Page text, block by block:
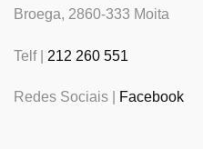
Broega, 2860-333 Moita
Telf | 212 260 551
Redes Sociais | Facebook